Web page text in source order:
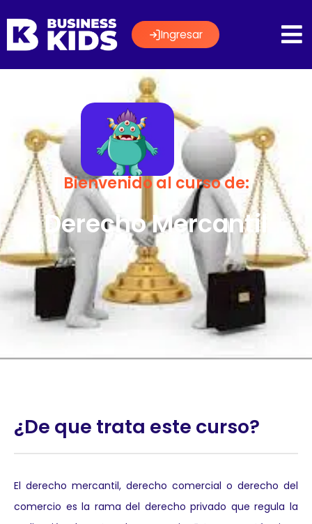
Ingresar
Bienvenido al curso de:
Derecho Mercantil
¿De que trata este curso?
El derecho mercantil, derecho comercial o derecho del
comercio es la rama del derecho privado que regula la